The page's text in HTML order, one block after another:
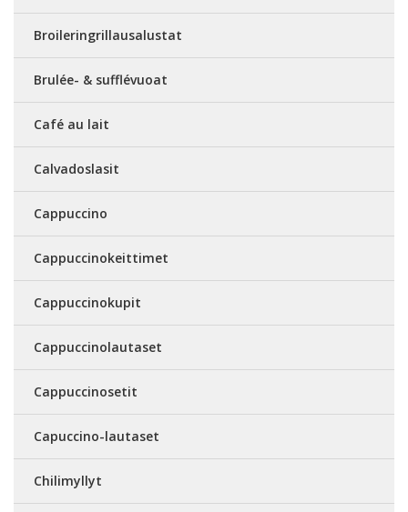
Broileringrillausalustat
Brulée- & sufflévuoat
Café au lait
Calvadoslasit
Cappuccino
Cappuccinokeittimet
Cappuccinokupit
Cappuccinolautaset
Cappuccinosetit
Capuccino-lautaset
Chilimyllyt